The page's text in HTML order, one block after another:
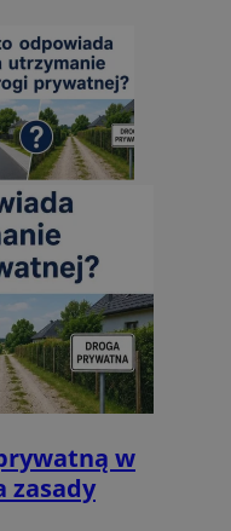
w
zasady